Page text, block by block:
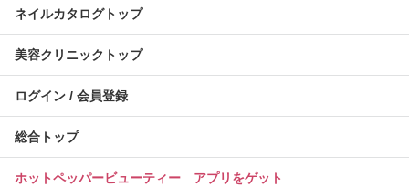
ネイルカタログトップ
美容クリニックトップ
ログイン / 会員登録
総合トップ
ホットペッパービューティー アプリをゲット